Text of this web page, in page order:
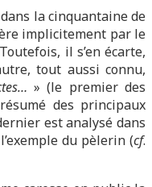
la cinquantaine de
implicitement par le
il s’en écarte,
tout aussi connu,
» (le premier des
des principaux
est analysé dans
du pèlerin (cf.